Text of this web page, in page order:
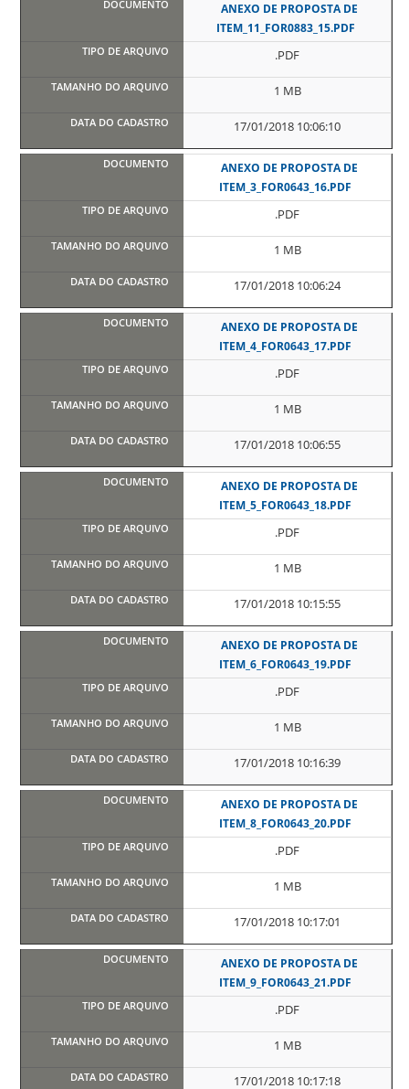
ANEXO DE PROPOSTA DE
ITEM_11_FOR0883_15.PDF
.PDF
1 MB
17/01/2018 10:06:10
ANEXO DE PROPOSTA DE
ITEM_3_FOR0643_16.PDF
.PDF
1 MB
17/01/2018 10:06:24
ANEXO DE PROPOSTA DE
ITEM_4_FOR0643_17.PDF
.PDF
1 MB
17/01/2018 10:06:55
ANEXO DE PROPOSTA DE
ITEM_5_FOR0643_18.PDF
.PDF
1 MB
17/01/2018 10:15:55
ANEXO DE PROPOSTA DE
ITEM_6_FOR0643_19.PDF
.PDF
1 MB
17/01/2018 10:16:39
ANEXO DE PROPOSTA DE
ITEM_8_FOR0643_20.PDF
.PDF
1 MB
17/01/2018 10:17:01
ANEXO DE PROPOSTA DE
ITEM_9_FOR0643_21.PDF
.PDF
1 MB
17/01/2018 10:17:18